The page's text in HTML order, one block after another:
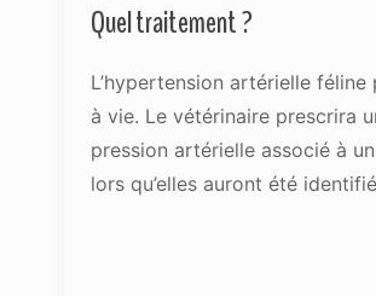
Quel traitement ?
L’hypertension artérielle
à vie. Le vétérinaire prescrira
pression artérielle associé à
lors qu’elles auront été